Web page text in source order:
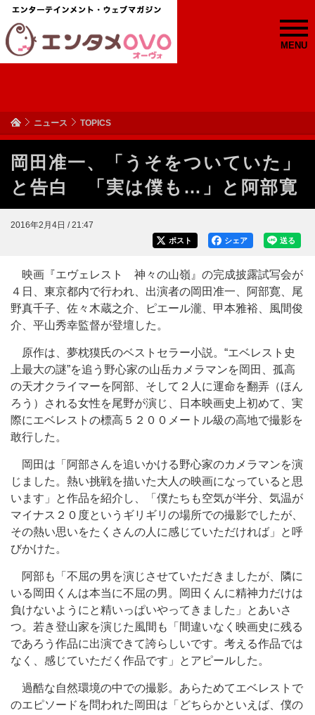
MENU
ニュース TOPICS
岡田准一、「うそをついていた」
と告白 「実は僕も…」と阿部寛
2016年2月4日 / 21:47
送る
シェア
ポスト
映画『エヴェレスト 神々の山嶺』の完成披露試写会が
４日、東京都内で行われ、出演者の岡田准一、阿部寛、尾
野真千子、佐々木蔵之介、ピエール瀧、甲本雅裕、風間俊
介、平山秀幸監督が登壇した。
原作は、夢枕獏氏のベストセラー小説。“エベレスト史
上最大の謎”を追う野心家の山岳カメラマンを岡田、孤高
の天才クライマーを阿部、そして２人に運命を翻弄（ほん
ろう）される女性を尾野が演じ、日本映画史上初めて、実
際にエベレストの標高５２００メートル級の高地で撮影を
敢行した。
岡田は「阿部さんを追いかける野心家のカメラマンを演
じました。熱い挑戦を描いた大人の映画になっていると思
います」と作品を紹介し、「僕たちも空気が半分、気温が
マイナス２０度というギリギリの場所での撮影でしたが、
その熱い思いをたくさんの人に感じていただければ」と呼
びかけた。
阿部も「不屈の男を演じさせていただきましたが、隣に
いる岡田くんは本当に不屈の男。岡田くんに精神力だけは
負けないようにと精いっぱいやってきました」とあいさ
つ。若き登山家を演じた風間も「間違いなく映画史に残る
であろう作品に出演できて誇らしいです。考える作品では
なく、感じていただく作品です」とアピールした。
過酷な自然環境の中での撮影。あらためてエベレストで
のエピソードを問われた岡田は「どちらかといえば、僕の